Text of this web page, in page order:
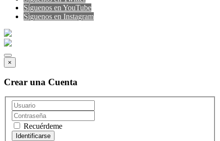
Síguenos en YouTube
Sìguenos en Instagram
×
Crear una Cuenta
Recuérdeme